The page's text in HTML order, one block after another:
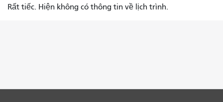
Rất tiếc. Hiện không có thông tin về lịch trình.